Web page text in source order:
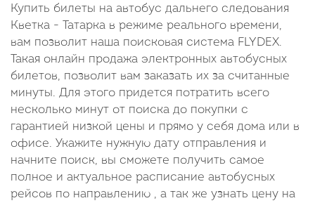
Купить билеты на автобус дальнего следования
Кветка - Татарка в режиме реального времени,
вам позволит наша поисковая система FLYDEX.
Такая онлайн продажа электронных автобусных
билетов, позволит вам заказать их за считанные
минуты. Для этого придется потратить всего
несколько минут от поиска до покупки с
гарантией низкой цены и прямо у себя дома или в
офисе. Укажите нужную дату отправления и
начните поиск, вы сможете получить самое
полное и актуальное расписание автобусных
рейсов по направлению , а так же узнать цену на